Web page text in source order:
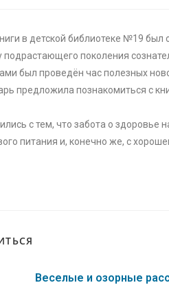
в детской библиотеке №19
подрастающего поколения
был проведён час полезных
предложила познакомиться с
с тем, что забота о здоровье
питания и, конечно же, с
Веселые и озорные